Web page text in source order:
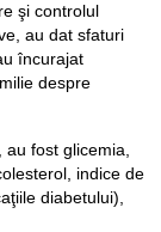
şi controlul
au dat sfaturi
încurajat
despre
fost glicemia,
indice de
diabetului),